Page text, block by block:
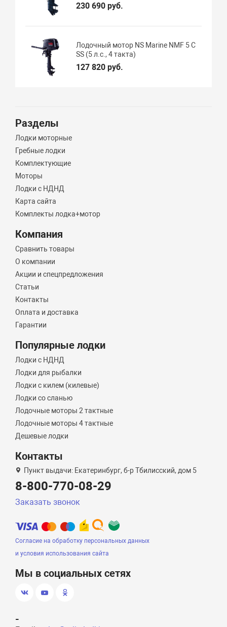
230 690 руб.
Лодочный мотор NS Marine NMF 5 C
SS (5 л.с., 4 такта)
127 820 руб.
Разделы
Лодки моторные
Гребные лодки
Комплектующие
Моторы
Лодки с НДНД
Карта сайта
Комплекты лодка+мотор
Компания
Сравнить товары
О компании
Акции и спецпредложения
Статьи
Контакты
Оплата и доставка
Гарантии
Популярные лодки
Лодки с НДНД
Лодки для рыбалки
Лодки с килем (килевые)
Лодки со сланью
Лодочные моторы 2 тактные
Лодочные моторы 4 тактные
Дешевые лодки
Контакты
Пункт выдачи: Екатеринбург, б-р Тбилисский, дом 5
8-800-770-08-29
Заказать звонок
Согласие на обработку персональных данных
и условия использования сайта
Мы в социальных сетях
-